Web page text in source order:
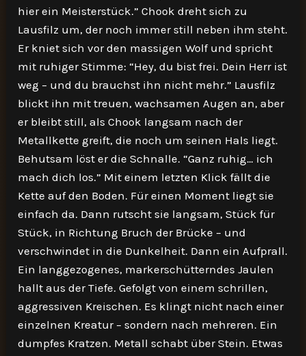
hier ein Meisterstück.” Chook dreht sich zu
Lausfilz um, der noch immer still neben ihm steht.
Er kniet sich vor den massigen Wolf und spricht
mit ruhiger Stimme: “Hey, du bist frei. Dein Herr ist
weg – und du brauchst ihn nicht mehr.” Lausfilz
blickt ihn mit treuen, wachsamen Augen an, aber
er bleibt still, als Chook langsam nach der
Metallkette greift, die noch um seinen Hals liegt.
Behutsam löst er die Schnalle. “Ganz ruhig… ich
mach dich los.” Mit einem letzten Klick fällt die
Kette auf den Boden. Für einen Moment liegt sie
einfach da. Dann rutscht sie langsam, Stück für
Stück, in Richtung Bruch der Brücke – und
verschwindet in die Dunkelheit. Dann ein Aufprall.
Ein langgezogenes, markerschütterndes Jaulen
hallt aus der Tiefe. Gefolgt von einem schrillen,
aggressiven Kreischen. Es klingt nicht nach einer
einzelnen Kreatur – sondern nach mehreren. Ein
dumpfes Kratzen. Metall schabt über Stein. Etwas